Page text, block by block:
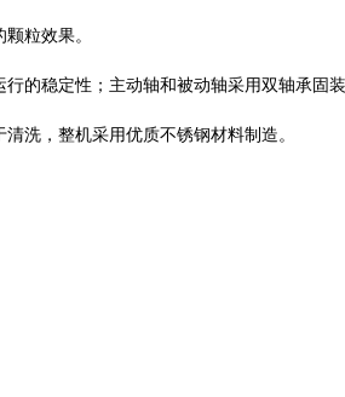
粒效果。
的稳定性；主动轴和被动轴采用双轴承固
洗，整机采用优质不锈钢材料制造。